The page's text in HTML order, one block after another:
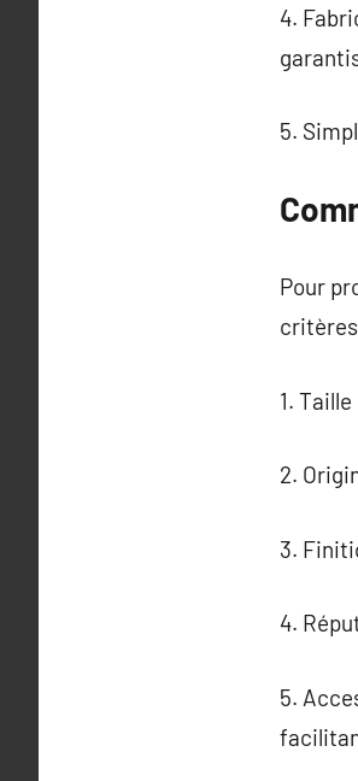
4.
5.
Pour
1.
2.
3.
4.
5.